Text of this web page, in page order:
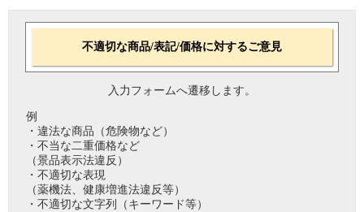
不適切な商品/表記/価格に対するご意見
入力フォームへ遷移します。
例
・違法な商品（危険物など）
・不当な二重価格など
（景品表示法違反）
・不適切な表現
（薬機法、健康増進法違反等）
・不適切な文字列（キーワード等）